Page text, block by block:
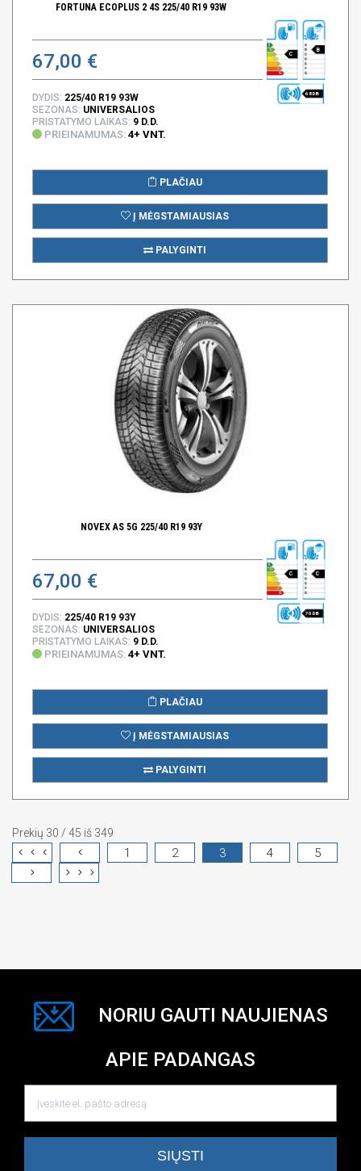
FORTUNA ECOPLUS 2 4S 225/40 R19 93W
67,00 € C
B
68 DB
DYDIS: 225/40 R19 93W
SEZONAS: UNIVERSALIOS
PRISTATYMO LAIKAS: 9 D.D.
PRIEINAMUMAS: 4+ VNT.
PLAČIAU
Į MĖGSTAMIAUSIAS
PALYGINTI
NOVEX AS 5G 225/40 R19 93Y
67,00 € C C
70 DB
DYDIS: 225/40 R19 93Y
SEZONAS: UNIVERSALIOS
PRISTATYMO LAIKAS: 9 D.D.
PRIEINAMUMAS: 4+ VNT.
PLAČIAU
Į MĖGSTAMIAUSIAS
PALYGINTI
Prekių 30 / 45 iš 349
1 2 3 4 5
NORIU GAUTI NAUJIENAS
APIE PADANGAS